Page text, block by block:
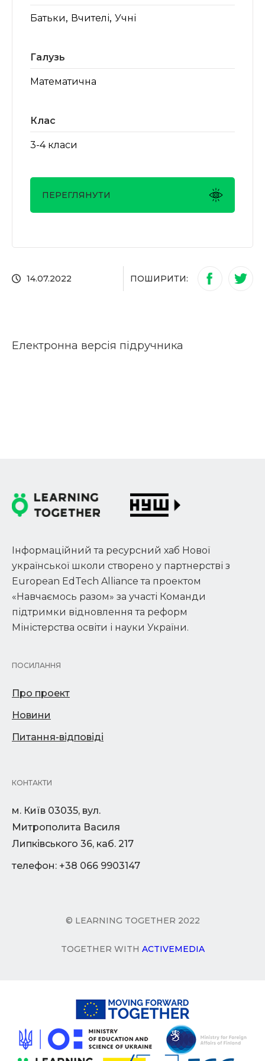
14.07.2022 ПОШИРИТИ:
Електронна версія підручника
Батьки, Вчителі, Учні
Галузь
Математична
Клас
3-4 класи
ПЕРЕГЛЯНУТИ
Інформаційний та ресурсний хаб Нової
української школи створено у партнерстві з
European EdTech Alliance та проектом
«Навчаємось разом» за участі Команди
підтримки відновлення та реформ
Міністерства освіти і науки України.
ПОСИЛАННЯ
Про проект
Новини
Питання-відповіді
КОНТАКТИ
м. Київ 03035, вул.
Митрополита Василя
Липківського 36, каб. 217
телефон: +38 066 9903147
© LEARNING TOGETHER 2022
TOGETHER WITH ACTIVEMEDIA